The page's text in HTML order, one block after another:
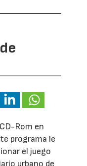
Rom en
programa le
el juego
urbano de